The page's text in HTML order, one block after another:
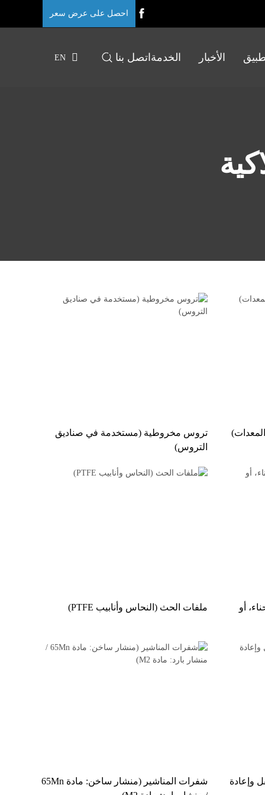
احصل على عرض سعر
الأخبار الخدمة اتصل بنا EN
تروس مخروطية (مستخدمة في صناديق
التروس)
أو
ملفات الحث (النحاس وأنابيب PTFE)
وإعادة
شفرات المناشير (منشار ساخن: مادة 65Mn